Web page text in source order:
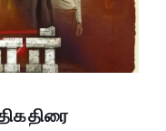
திரை